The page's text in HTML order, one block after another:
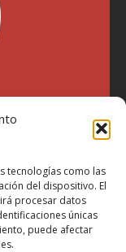
tecnologías como las
del dispositivo. El
procesar datos
únicas
puede afectar
y desde el
medios.
lo que me